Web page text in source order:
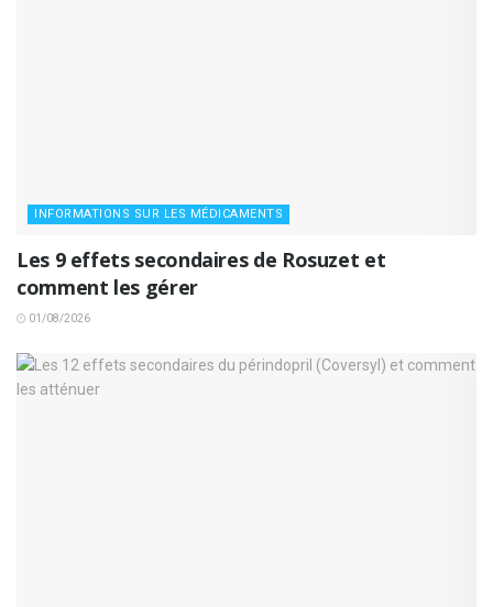
INFORMATIONS SUR LES MÉDICAMENTS
Les 9 effets secondaires de Rosuzet et
comment les gérer
01/08/2026